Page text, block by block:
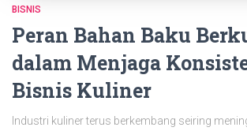
BISNIS
Peran Bahan Baku
dalam Menjaga
Bisnis Kuliner
Industri kuliner terus berkembang seiring